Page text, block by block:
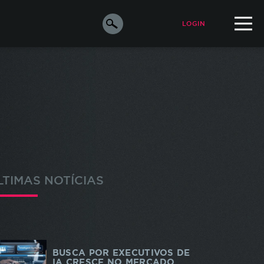
LOGIN
NOTÍCIAS
BUSCA POR EXECUTIVOS DE
IA CRESCE NO MERCADO